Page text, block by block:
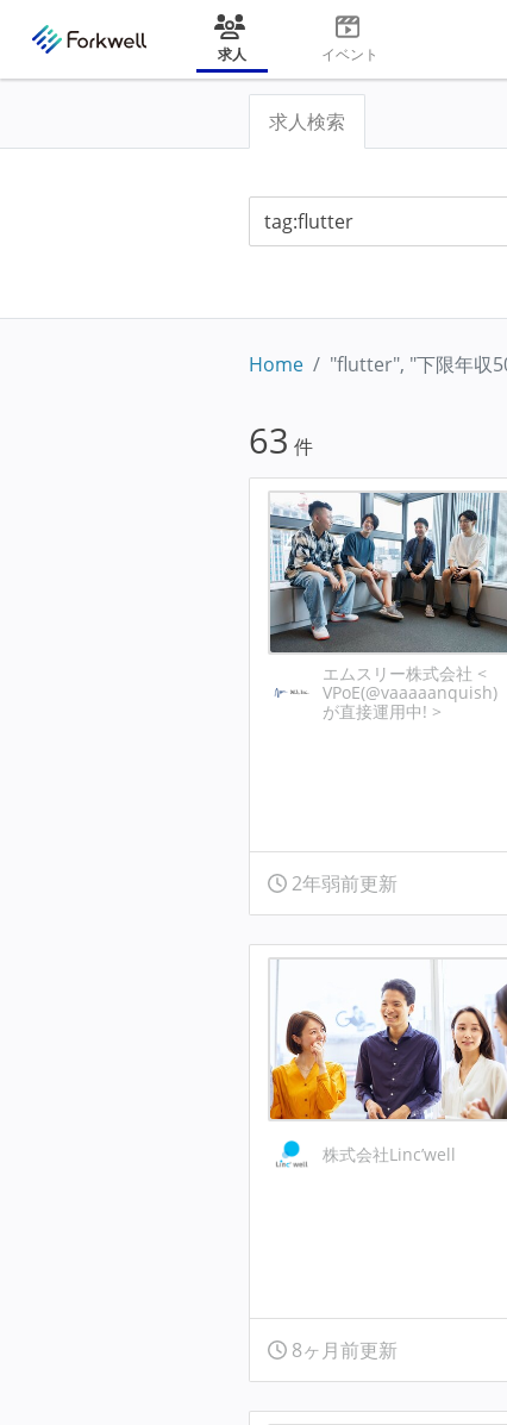
求人 イベント
求人検索
Home "flutter", "下限年収
63 件
エムスリー株式会社 <
VPoE(@vaaaaanquish)
が直接運用中! >
2年弱前更新
株式会社Linc’well
8ヶ月前更新